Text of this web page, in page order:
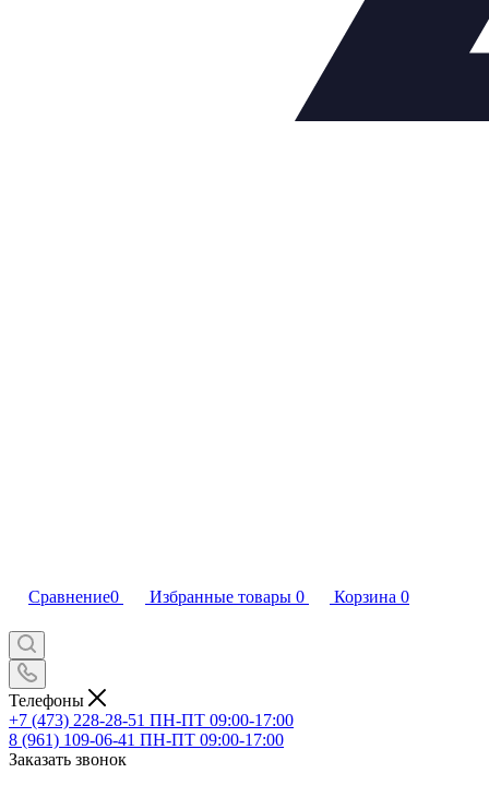
Сравнение0 Избранные товары 0 Корзина 0
Телефоны
+7 (473) 228-28-51 ПН-ПТ 09:00-17:00
8 (961) 109-06-41 ПН-ПТ 09:00-17:00
Заказать звонок